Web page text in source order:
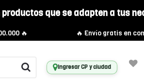
que se adapten a tus
🔥 Envío gratis en compras
Ingresar CP y ciudad